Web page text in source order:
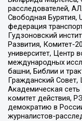
расследователей,
Свободная Бурятия,
федерация
Гудзоновский
Развития, Комитет-
университет, Центр
международных
башни, Библии и
Гражданский Совет,
Академическая
комитет действия,
демократию в
журналистов-